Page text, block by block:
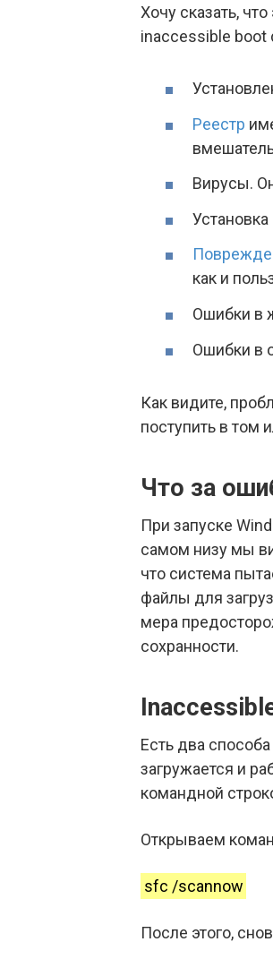
Хочу сказать,
inaccessible
Реестр
Вирусы.
как и
Ошибки в
Ошибки в
Как видите,
поступить в том
Что за
При запуске
самом низу мы
что система
файлы для
мера
сохранности.
Есть два
загружается и
командной
Открываем
sfc /scannow
После этого,